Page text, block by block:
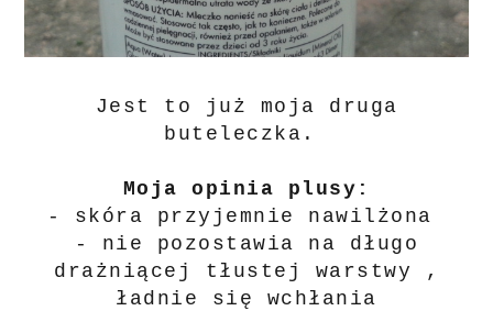
Jest to już moja druga
buteleczka.
Moja opinia plusy:
- skóra przyjemnie nawilżona
- nie pozostawia na długo
drażniącej tłustej warstwy ,
ładnie się wchłania